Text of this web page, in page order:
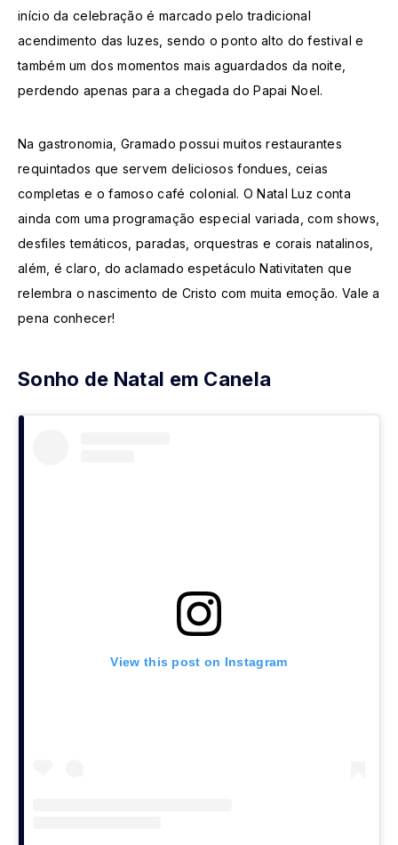
início da celebração é marcado pelo tradicional
acendimento das luzes, sendo o ponto alto do festival e
também um dos momentos mais aguardados da noite,
perdendo apenas para a chegada do Papai Noel.
Na gastronomia, Gramado possui muitos restaurantes
requintados que servem deliciosos fondues, ceias
completas e o famoso café colonial. O Natal Luz conta
ainda com uma programação especial variada, com shows,
desfiles temáticos, paradas, orquestras e corais natalinos,
além, é claro, do aclamado espetáculo Nativitaten que
relembra o nascimento de Cristo com muita emoção. Vale a
pena conhecer!
Sonho de Natal em Canela
View this post on Instagram